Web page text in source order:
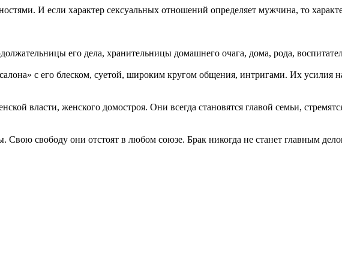
И если характер сексуальных отношений определяет мужчина, то
его дела, хранительницы домашнего очага, дома, рода,
с его блеском, суетой, широким кругом общения, интригами. Их усилия
власти, женского домостроя. Они всегда становятся главой семьи,
свободу они отстоят в любом союзе. Брак никогда не станет главным